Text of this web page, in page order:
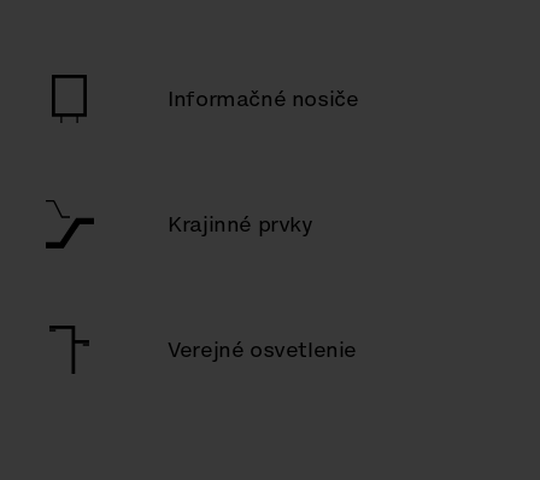
Informačné nosiče
Krajinné prvky
Verejné osvetlenie